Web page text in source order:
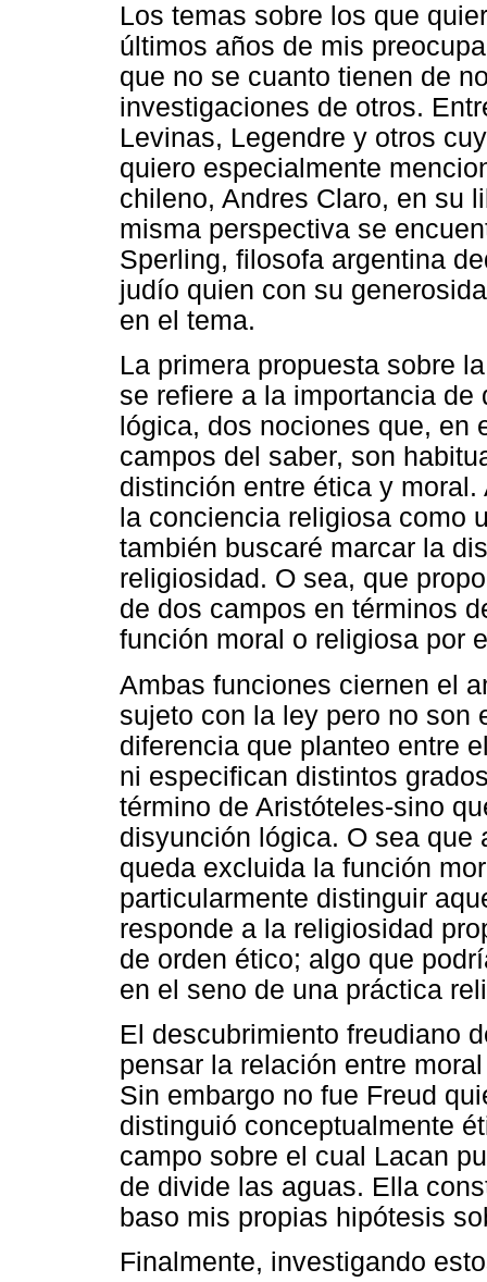
Los temas sobre los que
últimos años de mis
que no se cuanto tienen de
investigaciones de otros.
Levinas, Legendre y otros
quiero especialmente
chileno, Andres Claro, en su
misma perspectiva se
Sperling, filosofa argentina
judío quien con su
en el tema.
La primera propuesta sobre
se refiere a la importancia
lógica, dos nociones que,
campos del saber, son
distinción entre ética y
la conciencia religiosa como
también buscaré marcar la
religiosidad. O sea, que
de dos campos en términos
función moral o religiosa por
Ambas funciones ciernen el
sujeto con la ley pero no son
diferencia que planteo entre
ni especifican distintos
término de Aristóteles-sino
disyunción lógica. O sea
queda excluida la función
particularmente distinguir
responde a la religiosidad
de orden ético; algo que
en el seno de una práctica
El descubrimiento freudiano
pensar la relación entre
Sin embargo no fue Freud
distinguió conceptualmente
campo sobre el cual Lacan
de divide las aguas. Ella
baso mis propias hipótesis
Finalmente, investigando